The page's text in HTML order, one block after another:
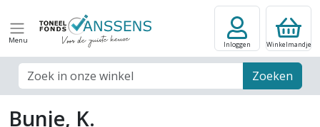
Menu
Zoek veld Zoeken
Inloggen Winkelmandje
Bunje, K.